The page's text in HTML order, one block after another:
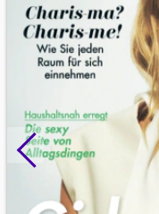
gallery